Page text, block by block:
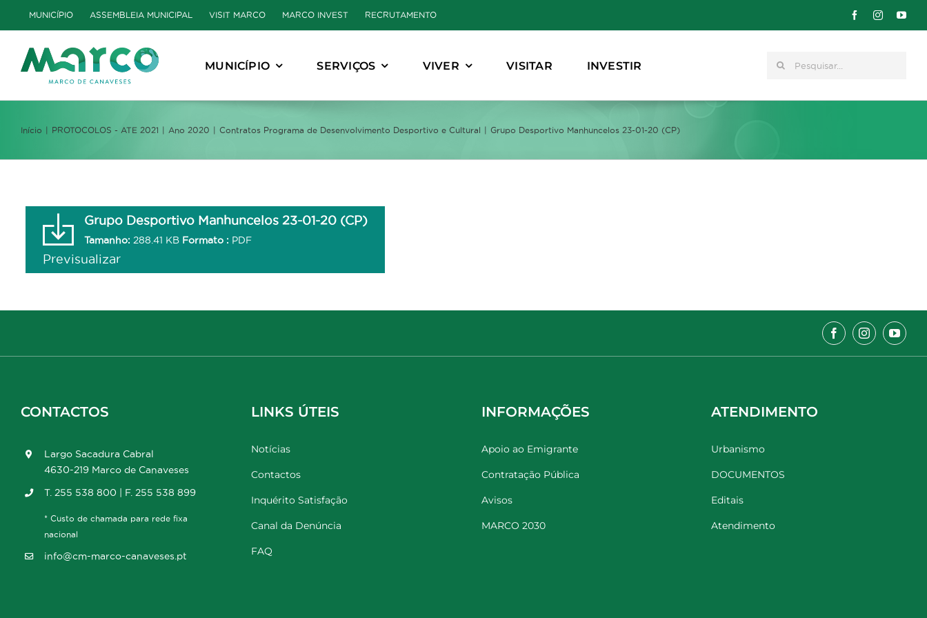
to
content
MUNICÍPIO ASSEMBLEIA MUNICIPAL VISIT MARCO MARCO INVEST RECRUTAMENTO
MUNICÍPIO SERVIÇOS VIVER VISITAR INVESTIR Pesquisar
Início PROTOCOLOS - ATE 2021 Ano 2020 Contratos Programa de Desenvolvimento Desportivo e Cultural Grupo Desportivo Manhuncelos 23-01-20 (CP)
Grupo Desportivo Manhuncelos 23-01-20 (CP)
Tamanho: 288.41 KB Formato : PDF
Previsualizar
CONTACTOS
Largo Sacadura Cabral
4630-219 Marco de Canaveses
T. 255 538 800 | F. 255 538 899
* Custo de chamada para rede fixa
nacional
info@cm-marco-canaveses.pt
LINKS ÚTEIS
Notícias
Contactos
Inquérito Satisfação
Canal da Denúncia
FAQ
INFORMAÇÕES
Apoio ao Emigrante
Contratação Pública
Avisos
MARCO 2030
ATENDIMENTO
Urbanismo
DOCUMENTOS
Editais
Atendimento